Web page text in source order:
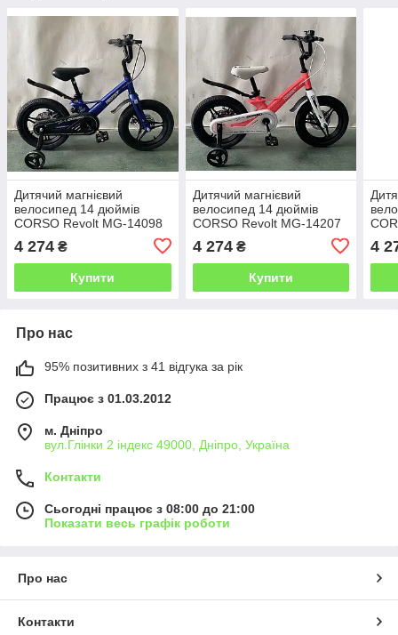
Дитячий магнієвий
велосипед 14 дюймів
CORSO Revolt MG-14098
з доповненим.колесами/
дискові гальма/синій
4 274 ₴
Купити
Дитячий магнієвий
велосипед 14 дюймів
CORSO Revolt MG-14207
з доповненим.колісами/
дискові гальма/для
дівчинки
4 274₴
Купити
4
Про нас
95% позитивних з 41 відгука за рік
Працює з 01.03.2012
м. Дніпро
вул.Глінки 2 індекс 49000, Дніпро, Україна
Контакти
Сьогодні працює з 08:00 до 21:00
Показати весь графік роботи
Про нас
Контакти